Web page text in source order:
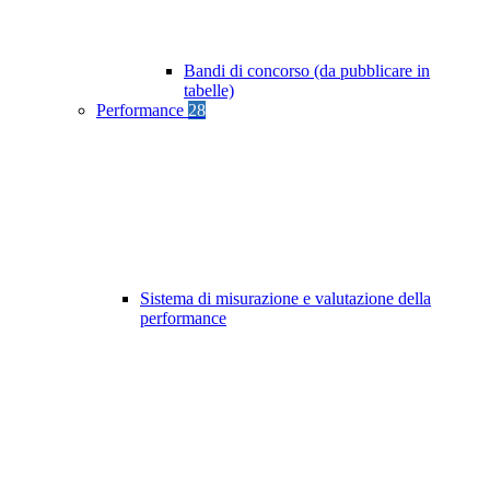
Bandi di concorso (da pubblicare in
tabelle)
Performance 28
Sistema di misurazione e valutazione della
performance